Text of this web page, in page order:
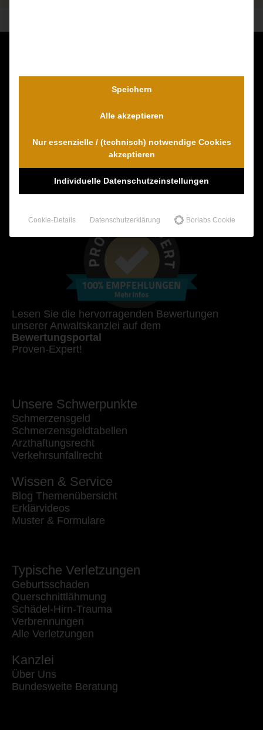
Dr. Wambach & Walter
0421 54 895 10 - Fax
info@schmerzensgeld-spezialisten.de
Zum Kontaktformular
Lesen Sie die hervorragenden Bewertungen
unserer Anwaltskanzlei auf dem
Bewertungsportal
Proven-Expert!
Unsere Schwerpunkte
Schmerzensgeld
Schmerzensgeldtabellen
Arzthaftungsrecht
Verkehrsunfallrecht
Wissen & Service
Blog Themenübersicht
Erklärvideos
Muster & Formulare
Typische Verletzungen
Geburtsschaden
Querschnittlähmung
Schädel-Hirn-Trauma
Verbrennungen
Alle Verletzungen
Kanzlei
Über Uns
Bundesweite Beratung
Speichern
Alle akzeptieren
Nur essenzielle / (technisch) notwendige Cookies
akzeptieren
Individuelle Datenschutzeinstellungen
Cookie-Details Datenschutzerklärung Borlabs Cookie